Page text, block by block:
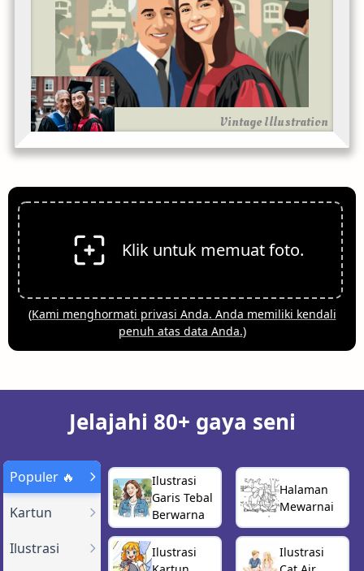
Vintage Illustration
Klik untuk memuat foto.
(Kami menghormati privasi Anda. Anda memiliki kendali
penuh atas data Anda.)
Jelajahi 80+ gaya seni
Populer 🔥
Kartun
Ilustrasi
Ilustrasi
Garis Tebal
Berwarna
Halaman
Mewarnai
Ilustrasi
Ilustrasi